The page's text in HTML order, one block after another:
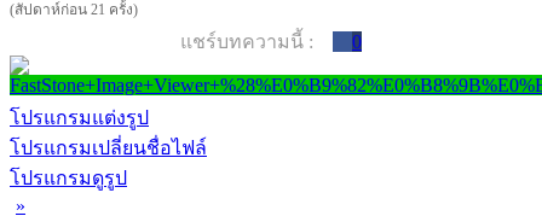
(สัปดาห์ก่อน 21 ครั้ง)
แชร์บทความนี้ : 0
โปรแกรมแต่งรูป
โปรแกรมเปลี่ยนชื่อไฟล์
โปรแกรมดูรูป
»